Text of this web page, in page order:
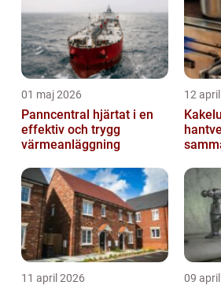
01 maj 2026
Panncentral hjärtat i en
effektiv och trygg
värmeanläggning
12
11 april 2026 09